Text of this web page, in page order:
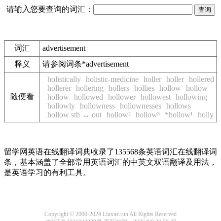
请输入您要查询的词汇：
词汇
advertisement
释义
请参阅词条*advertisement
随便看
holistically holistic-medicine holler holler hollered
hollerer hollering hollers hollies hollow
hollow
hollow
hollowed hollower hollowest hollowing
hollowly hollowness hollownesses hollows
hollow sth ↔ out hollow² hollow³ *hollow¹ holly
留学网英语在线翻译词典收录了135568条英语词汇在线翻译词
条，基本涵盖了全部常用英语词汇的中英文双语翻译及用法，
是英语学习的有利工具。
Copyright © 2000-2024 Liuxue.run All Rights Reserved